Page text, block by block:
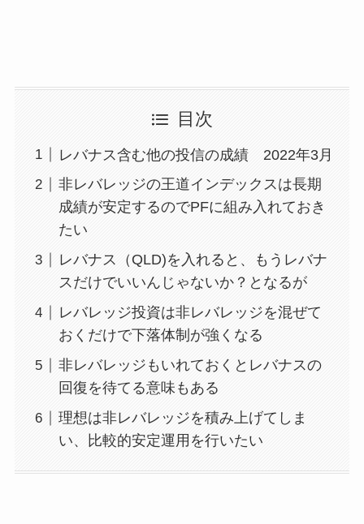
目次
レバナス含む他の投信の成績 2022年3月
非レバレッジの王道インデックスは長期
成績が安定するのでPFに組み入れておき
たい
レバナス（QLD)を入れると、もうレバナ
スだけでいいんじゃないか？となるが
レバレッジ投資は非レバレッジを混ぜて
おくだけで下落体制が強くなる
非レバレッジもいれておくとレバナスの
回復を待てる意味もある
理想は非レバレッジを積み上げてしま
い、比較的安定運用を行いたい